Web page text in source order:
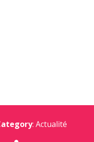
: Actualité